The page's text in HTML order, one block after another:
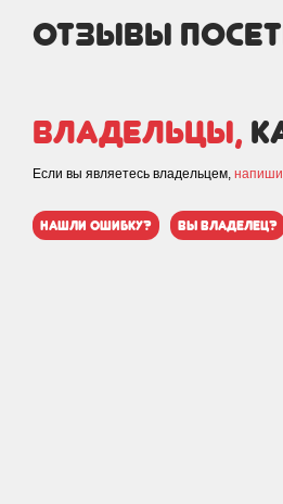
отзывы
Владельцы,
Если вы являетесь владельцем,
нашли ошибку? вы владелец?